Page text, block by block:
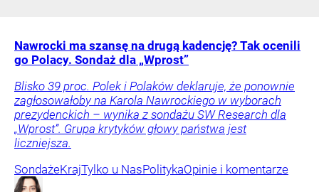
Nawrocki ma szansę na drugą kadencję? Tak ocenili
go Polacy. Sondaż dla „Wprost”
Blisko 39 proc. Polek i Polaków deklaruje, że ponownie
zagłosowałoby na Karola Nawrockiego w wyborach
prezydenckich – wynika z sondażu SW Research dla
„Wprost”. Grupa krytyków głowy państwa jest
liczniejsza.
SondażeKrajTylko u NasPolitykaOpinie i komentarze